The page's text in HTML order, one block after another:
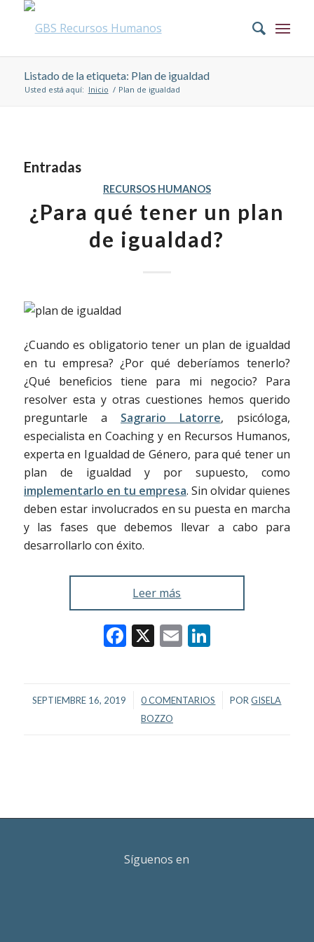
Listado de la etiqueta: Plan de igualdad
Usted está aquí: Inicio / Plan de igualdad
Entradas
RECURSOS HUMANOS
¿Para qué tener un plan
de igualdad?
¿Cuando es obligatorio tener un plan de igualdad
en tu empresa? ¿Por qué deberíamos tenerlo?
¿Qué beneficios tiene para mi negocio? Para
resolver esta y otras cuestiones hemos querido
preguntarle a Sagrario Latorre, psicóloga,
especialista en Coaching y en Recursos Humanos,
experta en Igualdad de Género, para qué tener un
plan de igualdad y por supuesto, como
implementarlo en tu empresa. Sin olvidar quienes
deben estar involucrados en su puesta en marcha
y las fases que debemos llevar a cabo para
desarrollarlo con éxito.
Leer más
Facebook
X EmailLinkedIn
SEPTIEMBRE 16, 2019
/ 0 COMENTARIOS
/ PORGISELA
BOZZO
Síguenos en